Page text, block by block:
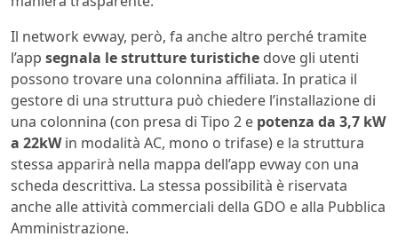
Il network evway, però, fa anche altro perché tramite
l’app segnala le strutture turistiche dove gli utenti
possono trovare una colonnina affiliata. In pratica il
gestore di una struttura può chiedere l’installazione di
una colonnina (con presa di Tipo 2 e potenza da 3,7 kW
a 22kWin modalità AC, mono o trifase) e la struttura
stessa apparirà nella mappa dell’app evway con una
scheda descrittiva. La stessa possibilità è riservata
anche alle attività commerciali della GDO e alla Pubblica
Amministrazione.